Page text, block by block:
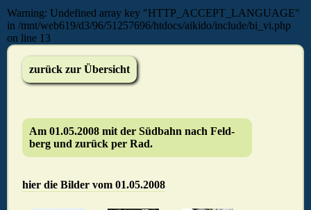
Warning: Undefined array key "HTTP_ACCEPT_LANGUAGE"
in /mnt/web619/d3/96/51257696/htdocs/aikido/include/bi_vi.php
on line 13
zurück zur Übersicht
Am 01.05.2008 mit der Süd­bahn nach Feld­
berg und zu­rück per Rad.
hier die Bilder vom 01.05.2008